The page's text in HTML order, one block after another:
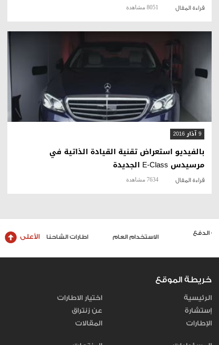
قراءة المقال 8051 مشاهدة
9 آذار 2016
بالفيديو استعراض تقنية القيادة الذاتية في
مرسيدس E-Class الجديدة
قراءة المقال 7634 مشاهدة
الاستخدام العام اطارات الشاحنات والحافلات الأعلى
خريطة الموقع
الرئيسية
إستشارة
الإطارات
اختيار الاطارات
عن زنتراق
المقالات